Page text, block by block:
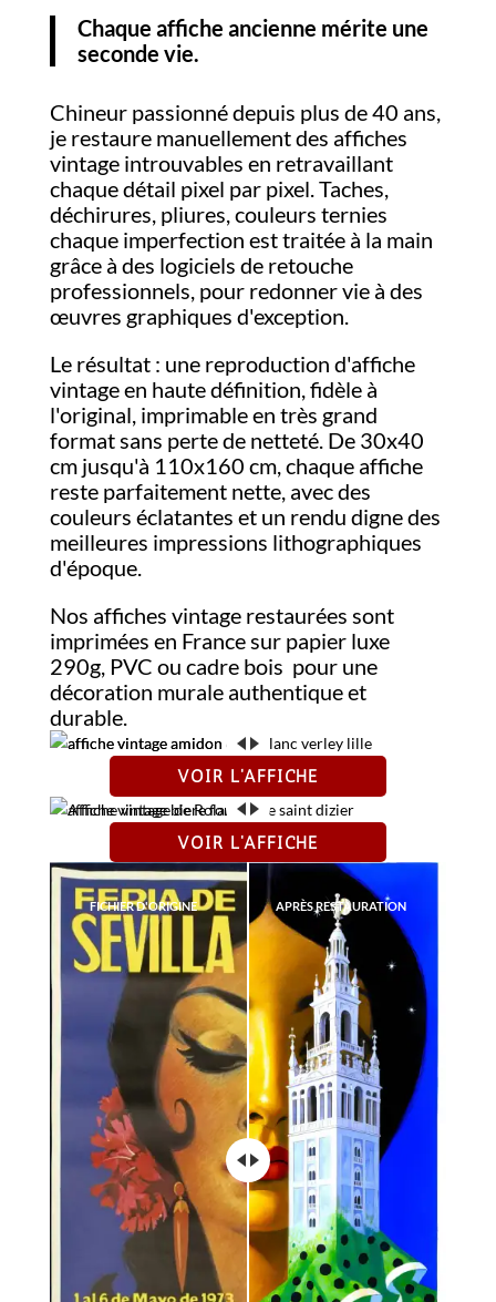
Chaque affiche ancienne mérite une
seconde vie.
Chineur passionné depuis plus de 40 ans,
je restaure manuellement des affiches
vintage introuvables en retravaillant
chaque détail pixel par pixel. Taches,
déchirures, pliures, couleurs ternies
chaque imperfection est traitée à la main
grâce à des logiciels de retouche
professionnels, pour redonner vie à des
œuvres graphiques d'exception.
Le résultat : une reproduction d'affiche
vintage en haute définition, fidèle à
l'original, imprimable en très grand
format sans perte de netteté. De 30x40
cm jusqu'à 110x160 cm, chaque affiche
reste parfaitement nette, avec des
couleurs éclatantes et un rendu digne des
meilleures impressions lithographiques
d'époque.
Nos affiches vintage restaurées sont
imprimées en France sur papier luxe
290g, PVC ou cadre bois pour une
décoration murale authentique et
durable.
FICHIER D'ORIGINE APRÈS RESTAURATION
VOIR L'AFFICHE
FICHIER D'ORIGINE APRÈS RESTAURATION
VOIR L'AFFICHE
FICHIER D'ORIGINE APRÈS RESTAURATION